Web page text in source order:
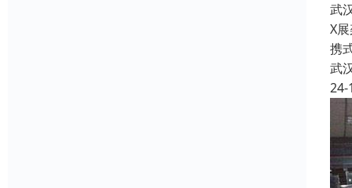
武
X
携
武
24-